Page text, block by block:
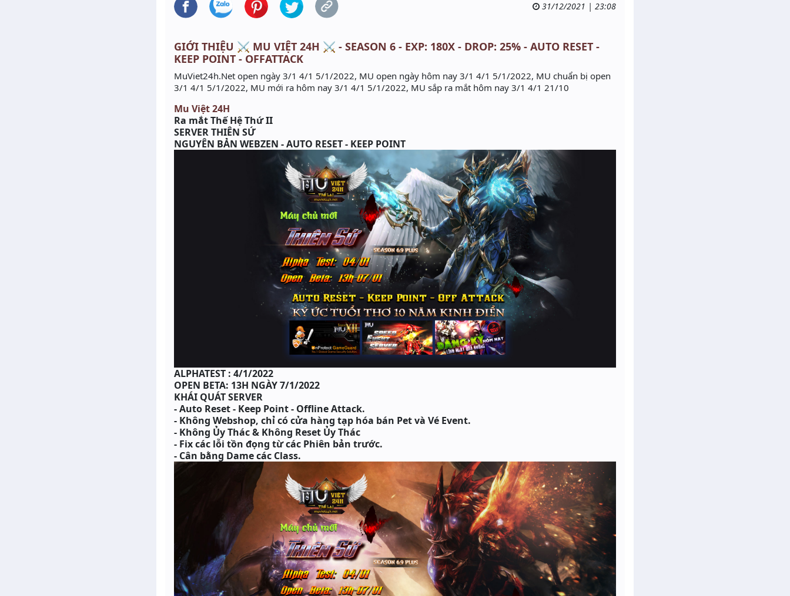
31/12/2021 | 23:08
GIỚI THIỆU ⚔️ MU VIỆT 24H ⚔️ - SEASON 6 - EXP: 180X - DROP: 25% - AUTO RESET -
KEEP POINT - OFFATTACK
MuViet24h.Net open ngày 3/1 4/1 5/1/2022, MU open ngày hôm nay 3/1 4/1 5/1/2022, MU chuẩn bị open
3/1 4/1 5/1/2022, MU mới ra hôm nay 3/1 4/1 5/1/2022, MU sắp ra mắt hôm nay 3/1 4/1 21/10
Mu Việt 24H
Ra mắt Thế Hệ Thứ II
SERVER THIÊN SỨ
NGUYÊN BẢN WEBZEN - AUTO RESET - KEEP POINT
ALPHATEST : 4/1/2022
OPEN BETA: 13H NGÀY 7/1/2022
KHÁI QUÁT SERVER
- Auto Reset - Keep Point - Offline Attack.
- Không Webshop, chỉ có cửa hàng tạp hóa bán Pet và Vé Event.
- Không Ủy Thác & Không Reset Ủy Thác
- Fix các lỗi tồn đọng từ các Phiên bản trước.
- Cân bằng Dame các Class.